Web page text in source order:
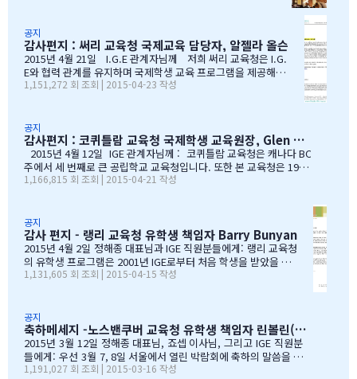
1:52 39 읽음 한국시간으로 오늘 저녁 st.john졸업식이 시
작됩니다.오늘 졸업식에는 개인적인 사정으로 함께하지 못
하지만아쉬운 마음을 담아 함께 축하의 인사를 전합니다.오
늘 졸업식이 아이들만의 졸업식이 아닌몇년동안 저희 부모
를 대신해 앞장 서 이끌어 주신선생님들의 졸업식이라 해도
나조카처럼 야단도치시고 때로는 버릇없이 한 행동들에도너
그러이 이해해주신 조셉이사님,아이들의 구멍난 빈 자리를
말없이…
공지
감사편지 : 써리 교육청 국제교육 담당자, 알젤라 올슨
2015년 4월 21일 I.G.E 관계자님께 저희 써리 교육청은 I.G.
E와 협력 관계를 유지하며 국제학생 교육 프로그램을 제공해올
수 있음에 만족하고 있습니다. I.G.E는 지난 10년간 써리 교육
수 있도록 많은 도움을 주었습니다. 특별히 정해종 대표님을 비
롯한 많은 I.G.E의 직원 여러분께서 종합적인 오리엔테이션과
정착서비스, 방과후 프로그램, 홈스테이 프로그램을 비롯한 다
양한 서비스를 제공해 주시는 등 물심양면의 지원을 해주셨습
니다. 이 같은 집중적 학습관리와 준비 프로그램, 그리고 지속
써리로의 유학을 희망하는 국제학생들을 위해 I.G.E와 협력 관
계를 유지해나갈 수 있…
1,151,272 회 조회 | 2015-04-23 작성
공지
감사편지 : 코퀴틀람 교육청 국제학생 교육원장, Glen Conley
2015년 4월 12일 IGE 관계자님께 : 코퀴틀람 교육청은 캐나다 BC
주에서 세 번째로 큰 공립학교 교육청입니다. 또한 본 교육청은 1999
년부터 ‘국제학생 프로그램’을 제공해왔으며, 현재 캐나다에서 가장
때문에 이루어낼 수 있었던 것이라고 생각합니다. 코퀴틀람 교육청
이 IGE를 통해 국제학생 프로그램을 제공해 온지도 10년이 되어갑니
다. 그리고 이렇게 긴 시간 동안 많은 가족과 학생들이 캐나다에 잘
정착하여 공부할 수 있었던 데에는, 정해종 대표님을 비롯하여 모든 I
GE 직원의 헌신적인 노력이 있었음을 잘 알고 있습니다. 우리는 IGE
1,166,815 회 조회 | 2015-04-21 작성
공지
감사 편지 - 랭리 교육청 유학생 책임자 Barry Bunyan
2015년 4월 2일 정해종 대표님과 IGE 직원분들에게: 랭리 교육청
의 유학생 프로그램은 2001년 IGE로부터 처음 학생을 받았을 때
부터 IGE와 오랜 시간동안 신뢰있는 관계로 좋은 시간을 보내왔습
람회에 참가하길 고대합니다. IGE 직원들은 조직 기술과 정보의
상세함, 그리고 테이블에 앉아 학부모님들과 소통할 때 IGE 통역
사 분들의 친절함과 지지적인 태도는 저에게 지속적으로 깊은 인
상을 줍니다. 랭리는 한국인 가족들이 해외 유학지로 고려할 핵심
유학 지역이 되었습니다. 우리는 서울에 다른 유학원들과도 파트
1,131,605 회 조회 | 2015-04-15 작성
공지
축하메세지 -노스밴쿠버 교육청 유학생 책임자 린볼린(Lynne Bolen) 편지
2015년 3월 12일 정해종 대표님, 죠셉 이사님, 그리고 IGE 직원분
들에게: 우선 3월 7, 8일 서울에서 열린 박람회에 축하의 말씀을 전
합니다. 이 틀간의 박람회를 개최하는 동안 많은 관심을 보여준 한국
1,191,027 회 조회 | 2015-03-16 작성